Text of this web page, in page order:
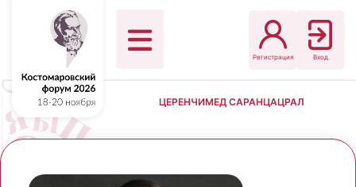
Регистрация Вход
ЦЕРЕНЧИМЕД САРАНЦАЦРАЛ